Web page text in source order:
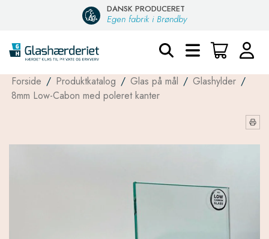
DANSK PRODUCERET
Egen fabrik i Brøndby
Forside / Produktkatalog / Glas på mål / Glashylder /
8mm Low-Cabon med poleret kanter